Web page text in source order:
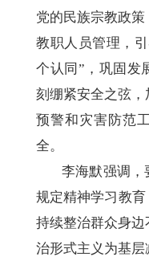
党的民族宗教政策
教职人员管理，
个认同”，巩固发
刻绷紧安全之弦
预警和灾害防范
全。
李海默强调，
规定精神学习教育
持续整治群众身
治形式主义为基